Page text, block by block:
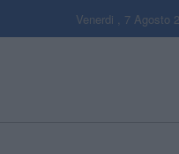
Venerdi , 7 Agosto